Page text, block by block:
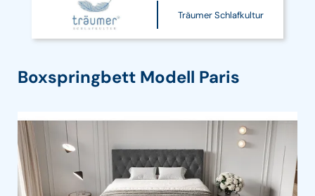
Träumer Schlafkultur
Boxspringbett Modell Paris